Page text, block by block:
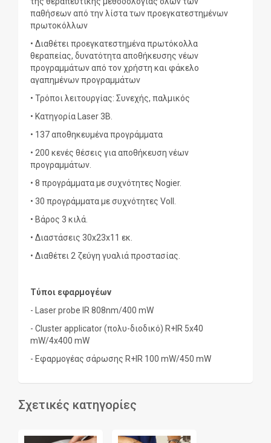
παθήσεων από την λίστα των προεγκατεστημένων
πρωτοκόλλων
• Διαθέτει προεγκατεστημένα πρωτόκολλα
θεραπείας, δυνατότητα αποθήκευσης νέων
προγραμμάτων από τον χρήστη και φάκελο
αγαπημένων προγραμμάτων
• Τρόποι λειτουργίας: Συνεχής, παλμικός
• Κατηγορία Laser 3B.
• 137 αποθηκευμένα προγράμματα
• 200 κενές θέσεις για αποθήκευση νέων
προγραμμάτων.
• 8 προγράμματα με συχνότητες Nogier.
• 30 προγράμματα με συχνότητες Voll.
• Βάρος 3 κιλά.
• Διαστάσεις 30x23x11 εκ.
• Διαθέτει 2 ζεύγη γυαλιά προστασίας.
Τύποι εφαρμογέων
- Laser probe IR 808nm/400 mW
- Cluster applicator (πολυ-διοδικό) R+IR 5x40
mW/4x400 mW
- Εφαρμογέας σάρωσης R+IR 100 mW/450 mW
Σχετικές κατηγορίες